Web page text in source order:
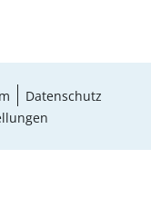
Datenschutz